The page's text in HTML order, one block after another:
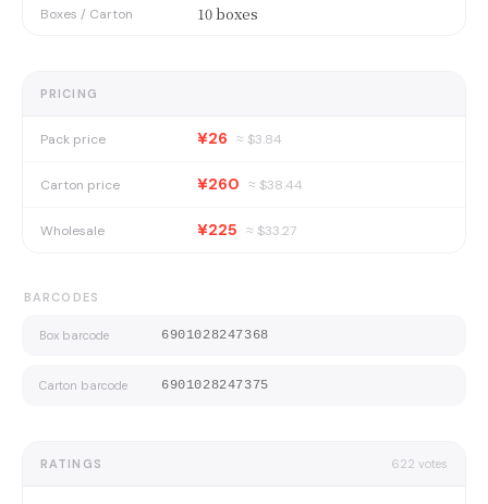
Boxes / Carton 10 boxes
PRICING
Pack price ¥26 ≈ $3.84
Carton price ¥260 ≈ $38.44
Wholesale ¥225 ≈ $33.27
BARCODES
Box barcode 6901028247368
Carton barcode 6901028247375
RATINGS 622 votes